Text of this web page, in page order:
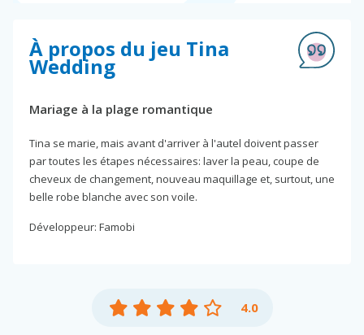
À propos du jeu Tina
Wedding
Mariage à la plage romantique
Tina se marie, mais avant d'arriver à l'autel doivent passer
par toutes les étapes nécessaires: laver la peau, coupe de
cheveux de changement, nouveau maquillage et, surtout, une
belle robe blanche avec son voile.
Développeur: Famobi
4.0